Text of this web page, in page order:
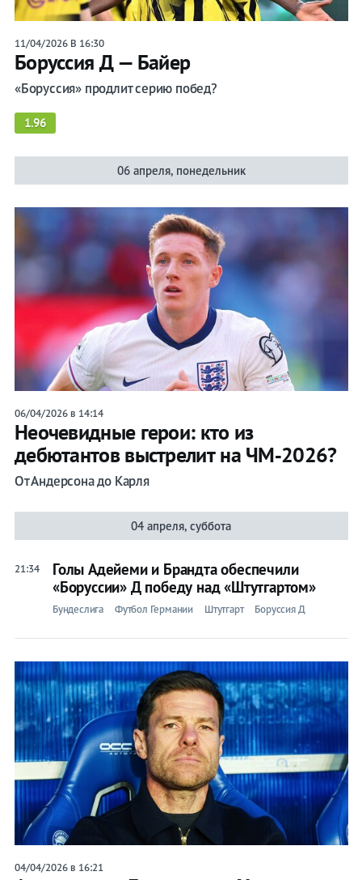
11/04/2026 В 16:30
Боруссия Д — Байер
«Боруссия» продлит серию побед?
1.96
06 апреля, понедельник
06/04/2026 в 14:14
Неочевидные герои: кто из
дебютантов выстрелит на ЧМ‑2026?
От Андерсона до Карля
04 апреля, суббота
21:34
Голы Адейеми и Брандта обеспечили
«Боруссии» Д победу над «Штутгартом»
Бундеслига Футбол Германии Штутгарт Боруссия Д
04/04/2026 в 16:21
Игры